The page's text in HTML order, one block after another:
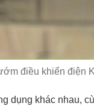
điều khiển điện
dụng khác nhau,